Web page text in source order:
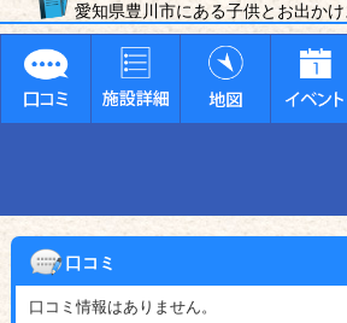
愛知県豊川市にある子供とお出かけ
口コミ
口コミ情報はありません。